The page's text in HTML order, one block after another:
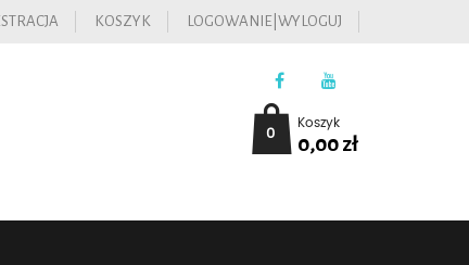
KOSZYK LOGOWANIE|WYLOGUJ
Koszyk
0,00zł
0